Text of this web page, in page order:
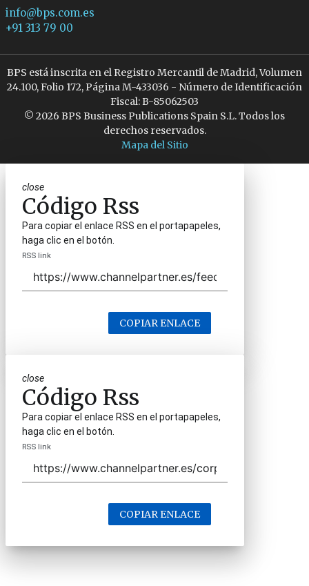
info@bps.com.es
+91 313 79 00
BPS está inscrita en el Registro Mercantil de Madrid, Volumen
24.100, Folio 172, Página M-433036 - Número de Identificación
Fiscal: B-85062503
© 2026 BPS Business Publications Spain S.L. Todos los
derechos reservados.
Mapa del Sitio
close
Código Rss
Para copiar el enlace RSS en el portapapeles,
haga clic en el botón.
RSS link
COPIAR ENLACE
close
Código Rss
Para copiar el enlace RSS en el portapapeles,
haga clic en el botón.
RSS link
COPIAR ENLACE